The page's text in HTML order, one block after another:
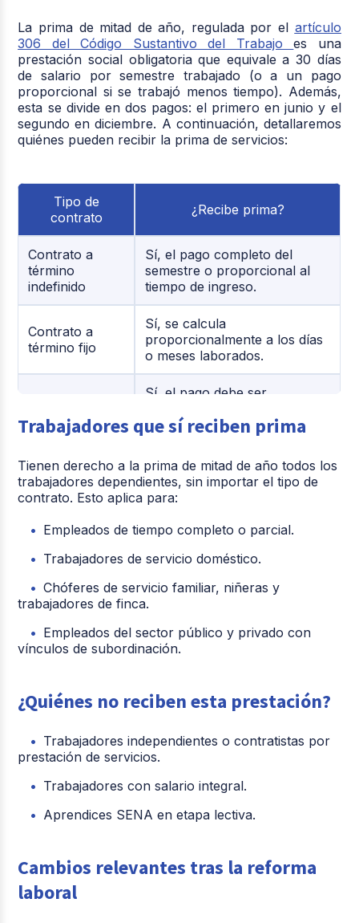
La prima de mitad de año, regulada por el artículo
306 del Código Sustantivo del Trabajoes una
prestación social obligatoria que equivale a 30 días
de salario por semestre trabajado (o a un pago
proporcional si se trabajó menos tiempo). Además,
esta se divide en dos pagos: el primero en junio y el
segundo en diciembre. A continuación, detallaremos
quiénes pueden recibir la prima de servicios:
Tipo de
contrato
¿Recibe prima?
Contrato a
término
indefinido
Sí, el pago completo del
semestre o proporcional al
tiempo de ingreso.
Contrato a
término fijo
Sí, se calcula
proporcionalmente a los días
o meses laborados.
domésticos
Sí, el pago debe ser
trabajado.
Salario integral
No, ya que se encuentra
incluida por ley en su pago
mensual.
Prestación de
No, ya que no hay una
Trabajadores que sí reciben prima
Tienen derecho a la prima de mitad de año todos los
trabajadores dependientes, sin importar el tipo de
contrato. Esto aplica para:
Empleados de tiempo completo o parcial.
Trabajadores de servicio doméstico.
Chóferes de servicio familiar, niñeras y
trabajadores de finca.
Empleados del sector público y privado con
vínculos de subordinación.
¿Quiénes no reciben esta prestación?
Trabajadores independientes o contratistas por
prestación de servicios.
Trabajadores con salario integral.
Aprendices SENA en etapa lectiva.
Cambios relevantes tras la reforma
laboral